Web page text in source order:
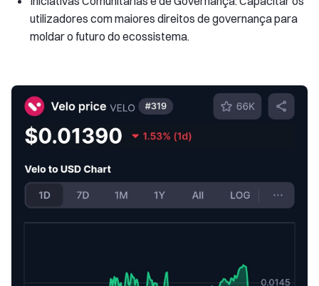
utilizadores com maiores direitos de governança para
moldar o futuro do ecossistema.